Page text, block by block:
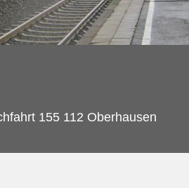
155 112 Oberhausen